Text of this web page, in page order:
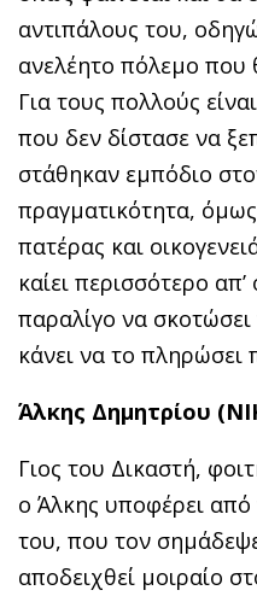
αντιπάλους του,
ανελέητο πόλεμο που
Για τους πολλούς
που δεν δίστασε να
στάθηκαν εμπόδιο
πραγματικότητα,
πατέρας και
καίει περισσότερο
παραλίγο να σκοτώσει
κάνει να το πληρώσει
Άλκης Δημητρίου
Γιος του Δικαστή,
ο Άλκης υποφέρει
του, που τον
αποδειχθεί μοιραίο